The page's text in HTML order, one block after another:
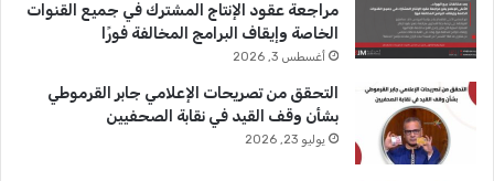
مراجعة عقود الإنتاج المشترك في جميع القنوات
الخاصة وإيقاف البرامج المخالفة فورًا
أغسطس 3, 2026
التحقق من تصريحات الإعلامي جابر القرموطي
بشأن وقف القيد في نقابة الصحفيين
يوليو 23, 2026